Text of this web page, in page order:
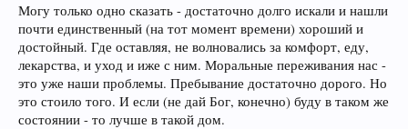
Могу только одно сказать - достаточно долго искали и нашли
почти единственный (на тот момент времени) хороший и
достойный. Где оставляя, не волновались за комфорт, еду,
лекарства, и уход и иже с ним. Моральные переживания нас -
это уже наши проблемы. Пребывание достаточно дорого. Но
это стоило того. И если (не дай Бог, конечно) буду в таком же
состоянии - то лучше в такой дом.